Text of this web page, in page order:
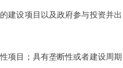
设项目以及政府参与投资并出
目；具有垄断性或者建设周期